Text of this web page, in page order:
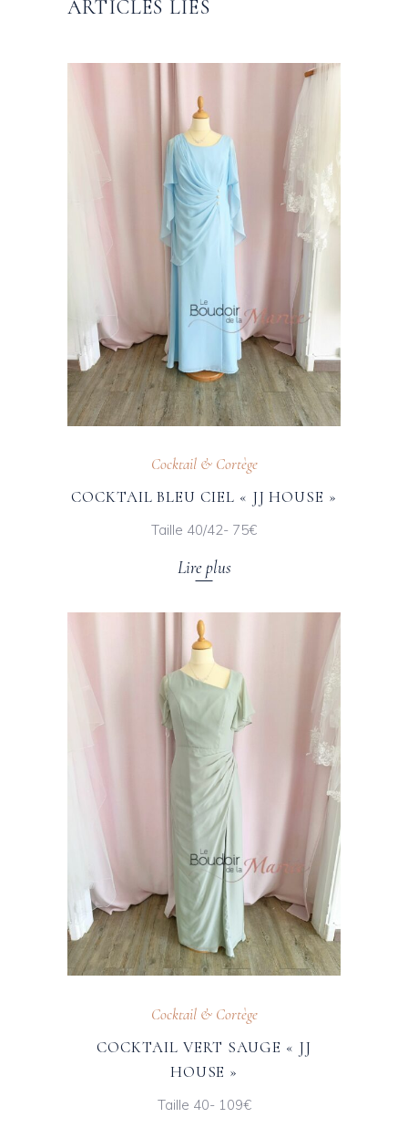
ARTICLES LIÉS
Cocktail & Cortège
COCKTAIL BLEU CIEL « JJ HOUSE »
Taille 40/42- 75€
Lire plus
Cocktail & Cortège
COCKTAIL VERT SAUGE « JJ
HOUSE »
Taille 40- 109€